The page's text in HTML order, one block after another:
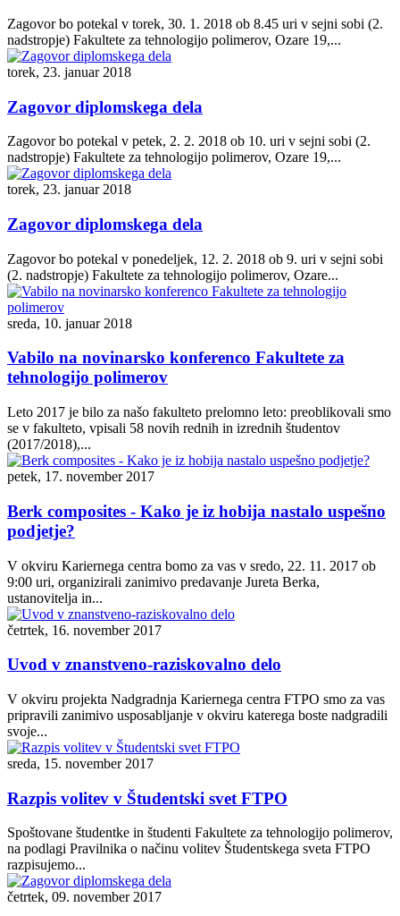
Zagovor bo potekal v torek, 30. 1. 2018 ob 8.45 uri v sejni sobi (2.
nadstropje) Fakultete za tehnologijo polimerov, Ozare 19,...
torek, 23. januar 2018
Zagovor diplomskega dela
Zagovor bo potekal v petek, 2. 2. 2018 ob 10. uri v sejni sobi (2.
nadstropje) Fakultete za tehnologijo polimerov, Ozare 19,...
torek, 23. januar 2018
Zagovor diplomskega dela
Zagovor bo potekal v ponedeljek, 12. 2. 2018 ob 9. uri v sejni sobi
(2. nadstropje) Fakultete za tehnologijo polimerov, Ozare...
sreda, 10. januar 2018
Vabilo na novinarsko konferenco Fakultete za
tehnologijo polimerov
Leto 2017 je bilo za našo fakulteto prelomno leto: preoblikovali smo
se v fakulteto, vpisali 58 novih rednih in izrednih študentov
(2017/2018),...
petek, 17. november 2017
Berk composites - Kako je iz hobija nastalo uspešno
podjetje?
V okviru Kariernega centra bomo za vas v sredo, 22. 11. 2017 ob
9:00 uri, organizirali zanimivo predavanje Jureta Berka,
ustanovitelja in...
četrtek, 16. november 2017
Uvod v znanstveno-raziskovalno delo
V okviru projekta Nadgradnja Kariernega centra FTPO smo za vas
pripravili zanimivo usposabljanje v okviru katerega boste nadgradili
svoje...
sreda, 15. november 2017
Razpis volitev v Študentski svet FTPO
Spoštovane študentke in študenti Fakultete za tehnologijo polimerov,
na podlagi Pravilnika o načinu volitev Študentskega sveta FTPO
razpisujemo...
četrtek, 09. november 2017